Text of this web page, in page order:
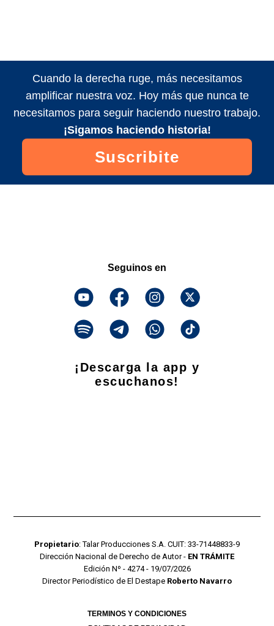
Cuando la derecha ruge, más necesitamos
amplificar nuestra voz. Hoy más que nunca te
necesitamos para seguir haciendo nuestro trabajo.
¡Sigamos haciendo historia!
Suscribite
Seguinos en
¡Descarga la app y
escuchanos!
Propietario: Talar Producciones S.A. CUIT: 33-71448833-9
Dirección Nacional de Derecho de Autor - EN TRÁMITE
Edición Nº - 4274 - 19/07/2026
Director Periodístico de El Destape Roberto Navarro
TERMINOS Y CONDICIONES